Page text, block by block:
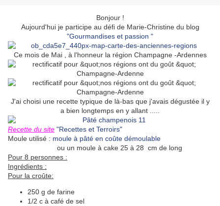
Bonjour !
Aujourd'hui je participe au défi de Marie-Christine du blog
"Gourmandises et passion "
Ce mois de Mai , à l'honneur la région Champagne -Ardennes
J'ai choisi une recette typique de là-bas que j'avais dégustée il y
a bien longtemps en y allant .....
Recette du site "Recettes et Terroirs"
Moule utilisé : moule à pâté en coûte démoulable
ou un moule à cake 25 à 28 cm de long
Pour 8 personnes :
Ingrédients :
Pour la croûte:
250 g de farine
1/2 c à café de sel